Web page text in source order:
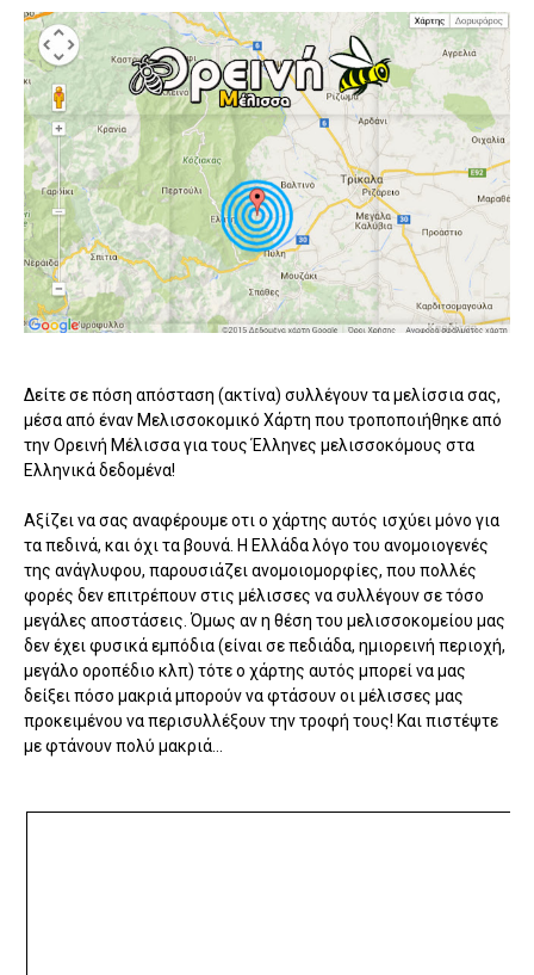
Δείτε σε πόση απόσταση (ακτίνα) συλλέγουν τα μελίσσια σας,
μέσα από έναν Μελισσοκομικό Χάρτη που τροποποιήθηκε από
την Ορεινή Μέλισσα για τους Έλληνες μελισσοκόμους στα
Ελληνικά δεδομένα!
Αξίζει να σας αναφέρουμε οτι ο χάρτης αυτός ισχύει μόνο για
τα πεδινά, και όχι τα βουνά. Η Ελλάδα λόγο του ανομοιογενές
της ανάγλυφου, παρουσιάζει ανομοιομορφίες, που πολλές
φορές δεν επιτρέπουν στις μέλισσες να συλλέγουν σε τόσο
μεγάλες αποστάσεις. Όμως αν η θέση του μελισσοκομείου μας
δεν έχει φυσικά εμπόδια (είναι σε πεδιάδα, ημιορεινή περιοχή,
μεγάλο οροπέδιο κλπ) τότε ο χάρτης αυτός μπορεί να μας
δείξει πόσο μακριά μπορούν να φτάσουν οι μέλισσες μας
προκειμένου να περισυλλέξουν την τροφή τους! Και πιστέψτε
με φτάνουν πολύ μακριά...